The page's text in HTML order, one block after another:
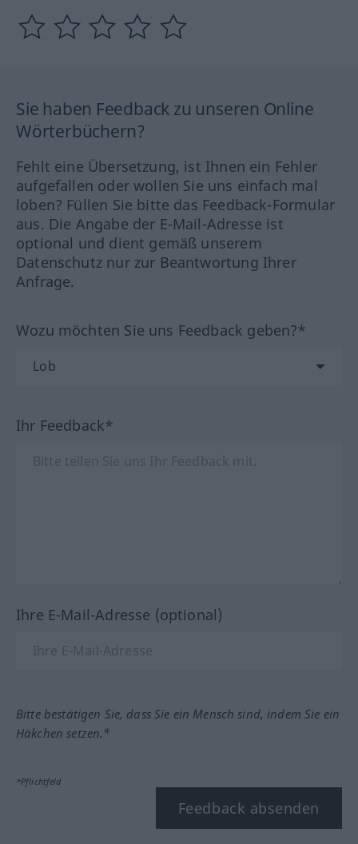
Sie haben Feedback zu unseren Online
Wörterbüchern?
Fehlt eine Übersetzung, ist Ihnen ein Fehler
aufgefallen oder wollen Sie uns einfach mal
loben? Füllen Sie bitte das Feedback-Formular
aus. Die Angabe der E-Mail-Adresse ist
optional und dient gemäß unserem
Datenschutz nur zur Beantwortung Ihrer
Anfrage.
Wozu möchten Sie uns Feedback geben?*
Ihr Feedback*
Ihre E-Mail-Adresse (optional)
Bitte bestätigen Sie, dass Sie ein Mensch sind, indem Sie ein
Häkchen setzen.*
*Pflichtfeld
Feedback absenden